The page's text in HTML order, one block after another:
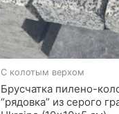
С колотым верхом
Брусчатка пилено-
“рядовка” из серого